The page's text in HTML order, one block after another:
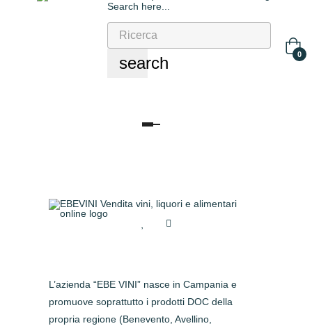
Search here...
search 0
navigazione
L’azienda “EBE VINI” nasce in Campania e
promuove soprattutto i prodotti DOC della
propria regione (Benevento, Avellino,